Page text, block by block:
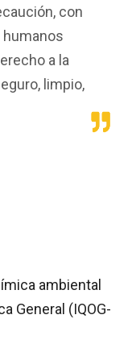
con
humanos
a la
limpio,
ambiental
General (IQOG-